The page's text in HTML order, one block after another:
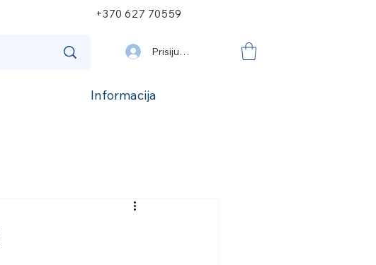
Prisijungti
Informacija
+370 627 70559